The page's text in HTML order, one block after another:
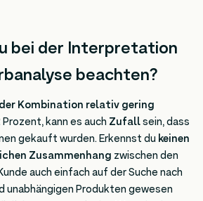
bei der Interpretation
beachten?
Kombination relativ gering
kann es auch Zufallsein, dass
gekauft wurden. Erkennst du keinen
Zusammenhang zwischen den
auch einfach auf der Suche nach
unabhängigen Produkten gewesen